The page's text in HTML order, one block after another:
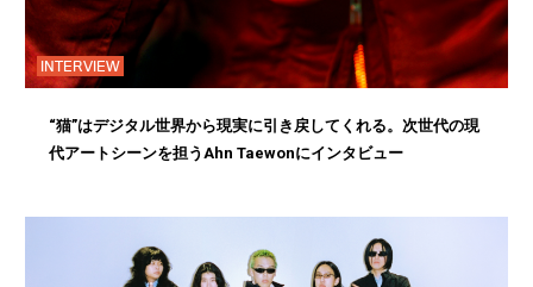
INTERVIEW
“猫”はデジタル世界から現実に引き戻してくれる。次世代の現
代アートシーンを担うAhn Taewonにインタビュー